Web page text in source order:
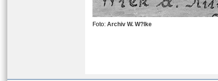
Foto: Archiv W. W?lke